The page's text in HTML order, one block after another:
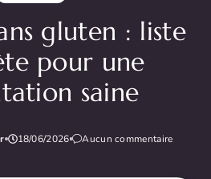
gluten : liste
pour une
saine
18/06/2026 Aucun commentaire